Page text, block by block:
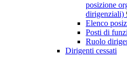
posizione
dirigenziali)
Elenco
Posti di
Ruolo
Dirigenti cessati